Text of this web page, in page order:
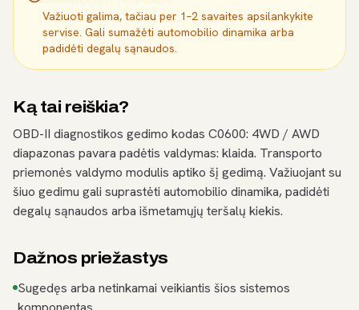
Važiuoti galima, tačiau per 1–2 savaites apsilankykite
servise. Gali sumažėti automobilio dinamika arba
padidėti degalų sąnaudos.
Ką tai reiškia?
OBD-II diagnostikos gedimo kodas C0600: 4WD / AWD
diapazonas pavara padėtis valdymas: klaida. Transporto
priemonės valdymo modulis aptiko šį gedimą. Važiuojant su
šiuo gedimu gali suprastėti automobilio dinamika, padidėti
degalų sąnaudos arba išmetamųjų teršalų kiekis.
Dažnos priežastys
Sugedęs arba netinkamai veikiantis šios sistemos